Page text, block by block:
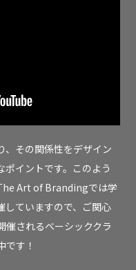
、その関係性をデザイン
イントです。このよう
Art of Brandingでは学
していますので、ご関心
催されるベーシッククラ
です！